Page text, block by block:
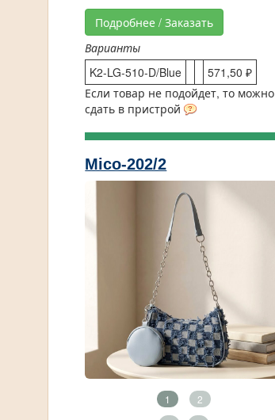
Подробнее / Заказать
Варианты
K2-LG-510-D/Blue
571,50 ₽
Если товар не подойдет, то можно
сдать в пристрой
Mico-202/2
1 2